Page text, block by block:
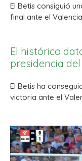
El Betis consiguió
final ante el
El histórico
presidencia
El Betis ha
victoria ante el